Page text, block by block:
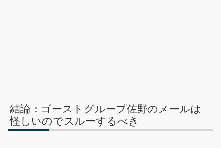
結論：ゴーストグループ佐野のメールは
怪しいのでスルーするべき